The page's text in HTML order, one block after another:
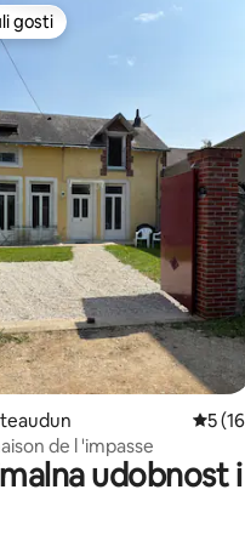
recenzija: 26
rangiranima s oznakom
gosti
5
de l 'impasse
udobnost